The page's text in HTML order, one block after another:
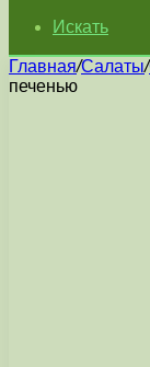
Искать
Главная/Салаты/
печенью